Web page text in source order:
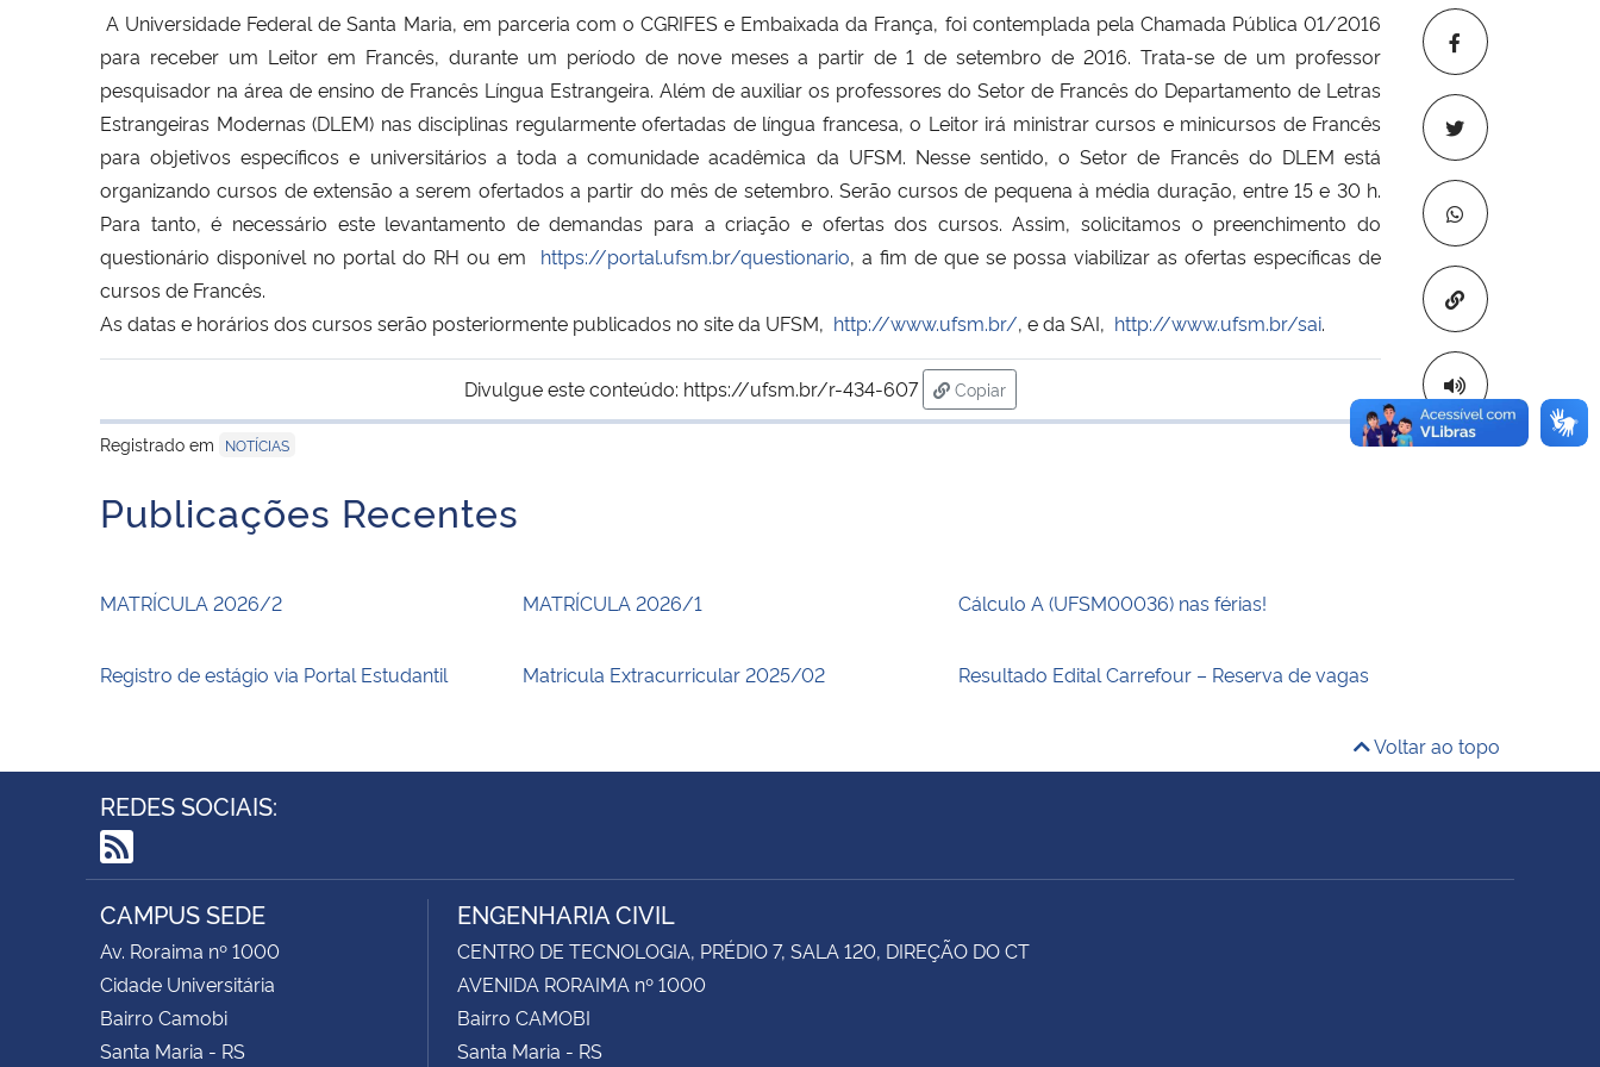
Copiar para
A Universidade Federal de Santa Maria, em parceria com o CGRIFES e Embaixada da França, foi contemplada pela Chamada Pública 01/2016
para receber um Leitor em Francês, durante um período de nove meses a partir de 1 de setembro de 2016. Trata-se de um professor
pesquisador na área de ensino de Francês Língua Estrangeira. Além de auxiliar os professores do Setor de Francês do Departamento de Letras
Estrangeiras Modernas (DLEM) nas disciplinas regularmente ofertadas de língua francesa, o Leitor irá ministrar cursos e minicursos de Francês
para objetivos específicos e universitários a toda a comunidade acadêmica da UFSM. Nesse sentido, o Setor de Francês do DLEM está
organizando cursos de extensão a serem ofertados a partir do mês de setembro. Serão cursos de pequena à média duração, entre 15 e 30 h.
Para tanto, é necessário este levantamento de demandas para a criação e ofertas dos cursos. Assim, solicitamos o preenchimento do
questionário disponível no portal do RH ou em
https://portal.ufsm.br/questionario, a fim de que se possa viabilizar as ofertas específicas de
cursos de Francês.
As datas e horários dos cursos serão posteriormente publicados no site da UFSM, http://www.ufsm.br/, e da SAI, http://www.ufsm.br/sai.
Divulgue este conteúdo: https://ufsm.br/r-434-607
Copiar
para área de transferência
Registrado em
NOTÍCIAS
Publicações Recentes
MATRÍCULA 2026/2 MATRÍCULA 2026/1 Cálculo A (UFSM00036) nas férias!
Registro de estágio via Portal Estudantil Matricula Extracurricular 2025/02 Resultado Edital Carrefour – Reserva de vagas
Voltar ao topo
REDES SOCIAIS:
RSS
CAMPUS SEDE
Av. Roraima nº 1000
Cidade Universitária
Bairro Camobi
Santa Maria - RS
ENGENHARIA CIVIL
CENTRO DE TECNOLOGIA, PRÉDIO 7, SALA 120, DIREÇÃO DO CT
AVENIDA RORAIMA nº 1000
Bairro CAMOBI
Santa Maria - RS